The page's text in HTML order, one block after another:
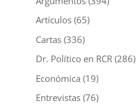
Artículos(65)
Cartas(336)
Dr. Político en RCR(286)
Económica (19)
Entrevistas(76)